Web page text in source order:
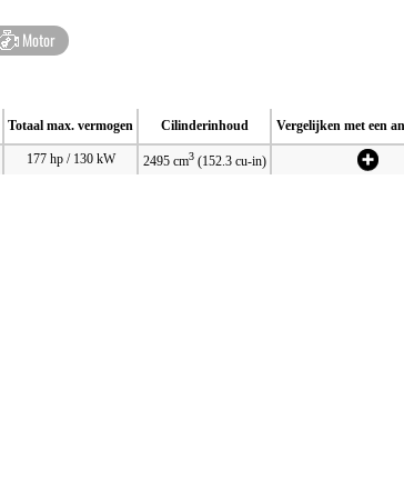
Motor
Totaal max. vermogen Cilinderinhoud Vergelijken met een
177 hp / 130 kW 2495 cm3(152.3 cu-in)